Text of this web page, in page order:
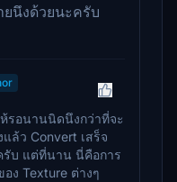
นึงด้วยนะครับ
รอนานนิดนึงกว่าที่จะ
ล้ว Convert เสร็จ
บ แต่ที่นาน นี่คือการ
ง Texture ต่างๆ